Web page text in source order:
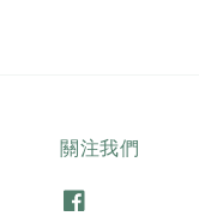
關注我們